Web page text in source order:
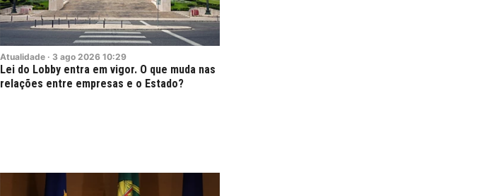
Atualidade · 3 ago 2026 10:29
Lei do Lobby entra em vigor. O que muda nas
relações entre empresas e o Estado?